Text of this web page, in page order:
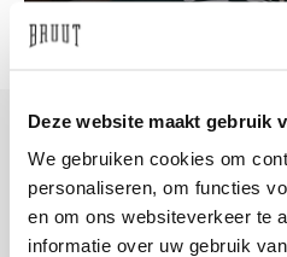
Deze website maakt gebruik
We gebruiken cookies om
personaliseren, om functies
en om ons websiteverkeer te
informatie over uw gebruik
+31 23 205 2006
info@bruut.nl